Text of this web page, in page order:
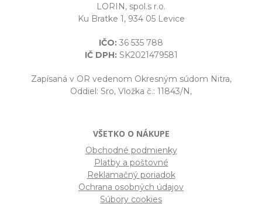
LORIN, spol.s r.o.
Ku Bratke 1, 934 05 Levice
IČO: 36 535 788
IČ DPH:SK2021479581
Zapísaná v OR vedenom Okresným súdom Nitra,
Oddiel: Sro, Vložka č.: 11843/N,
VŠETKO O NÁKUPE
Obchodné podmienky
Platby a poštovné
Reklamačný poriadok
Ochrana osobných údajov
Súbory cookies